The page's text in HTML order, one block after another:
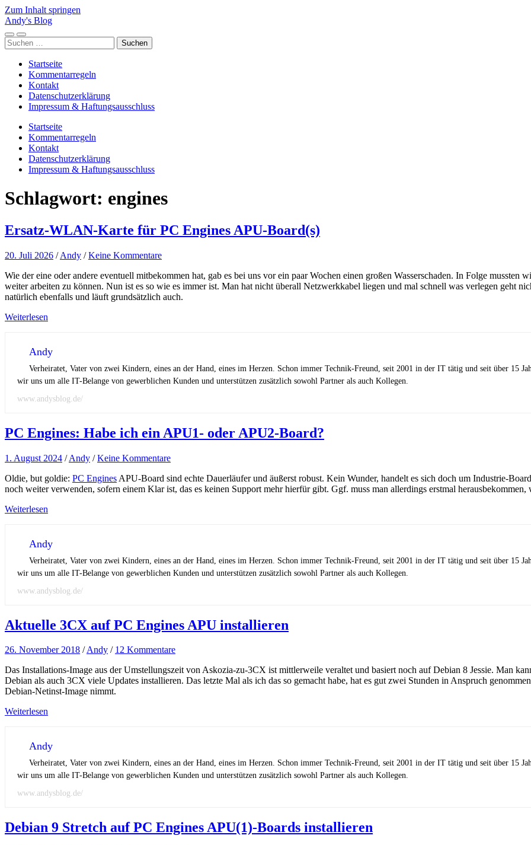
Zum Inhalt springen
Andy's Blog
Mobile-
Menü
Suchfeld
ein-/ausblenden
Suchen
nach:
Startseite
Kommentarregeln
Kontakt
Datenschutzerklärung
Impressum & Haftungsausschluss
Startseite
Kommentarregeln
Kontakt
Datenschutzerklärung
Impressum & Haftungsausschluss
Schlagwort: engines
Ersatz-WLAN-Karte für PC Engines APU-Board(s)
20. Juli 2026 /Andy /Keine Kommentare
Wie der eine oder andere eventuell mitbekommen hat, gab es bei uns vor ein paar Wochen einen großen Wasserschaden. In Folge mussten
weiter arbeiten zu können. Nun ist es so wie es immer ist. Man hat nicht überall Netzwerkkabel liegen und mal schnell was verlegen geht
natürlich ebenfalls und läuft grundsätzlich auch.
Weiterlesen
Andy
Verheiratet, Vater von zwei Kindern, eines an der Hand, eines im Herzen. Schon immer Technik-Freund, seit 2001 in der IT tätig und seit über 15
wir uns um alle IT-Belange von gewerblichen Kunden und unterstützen zusätzlich sowohl Partner als auch Kollegen.
www.andysblog.de/
PC Engines: Habe ich ein APU1- oder APU2-Board?
1. August 2024 /Andy /Keine Kommentare
Oldie, but goldie: PC Engines APU-Board sind echte Dauerläufer und äußerst robust. Kein Wunder, handelt es sich doch um Industrie-
noch weiter verwenden, sofern einem Klar ist, das es keinen Support mehr hierfür gibt. Ggf. muss man allerdings erstmal
Weiterlesen
Andy
Verheiratet, Vater von zwei Kindern, eines an der Hand, eines im Herzen. Schon immer Technik-Freund, seit 2001 in der IT tätig und seit über 15
wir uns um alle IT-Belange von gewerblichen Kunden und unterstützen zusätzlich sowohl Partner als auch Kollegen.
www.andysblog.de/
Aktuelle 3CX auf PC Engines APU installieren
26. November 2018 /Andy / 12 Kommentare
Das Installations-Image aus der Umstellungszeit von Askozia-zu-3CX ist mittlerweile veraltet und basiert noch auf Debian 8 Jessie. Man
Debian als auch 3CX viele Updates installieren. Das letzte Mal als ich das so gemacht habe, hat es gut zwei Stunden in Anspruch
Debian-Netinst-Image nimmt.
Weiterlesen
Andy
Verheiratet, Vater von zwei Kindern, eines an der Hand, eines im Herzen. Schon immer Technik-Freund, seit 2001 in der IT tätig und seit über 15
wir uns um alle IT-Belange von gewerblichen Kunden und unterstützen zusätzlich sowohl Partner als auch Kollegen.
www.andysblog.de/
Debian 9 Stretch auf PC Engines APU(1)-Boards installieren